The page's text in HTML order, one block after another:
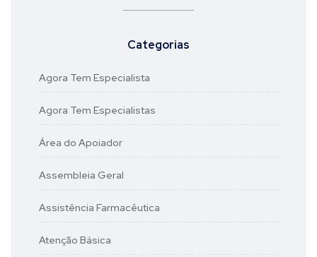
Categorias
Agora Tem Especialista
Agora Tem Especialistas
Área do Apoiador
Assembleia Geral
Assistência Farmacêutica
Atenção Básica